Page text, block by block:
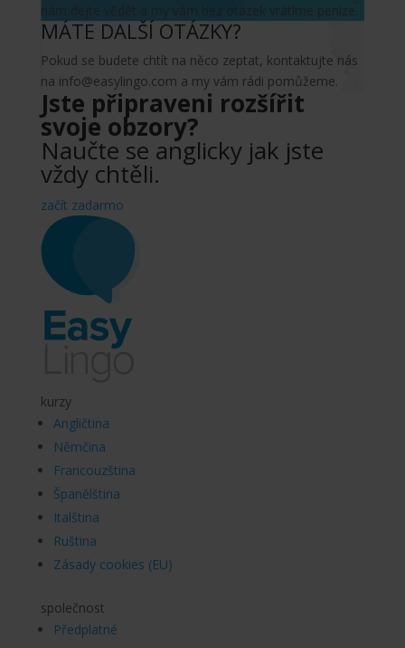
nám dejte vědět a my vám bez otázek vrátíme peníze.
MÁTE DALŠÍ OTÁZKY?
Pokud se budete chtít na něco zeptat, kontaktujte nás
na info@easylingo.com a my vám rádi pomůžeme.
Jste připraveni rozšířit
svoje obzory?
Naučte se anglicky jak jste
vždy chtěli.
začít zadarmo
kurzy
Angličtina
Němčina
Francouzština
Španělština
Italština
Ruština
Zásady cookies (EU)
společnost
Předplatné